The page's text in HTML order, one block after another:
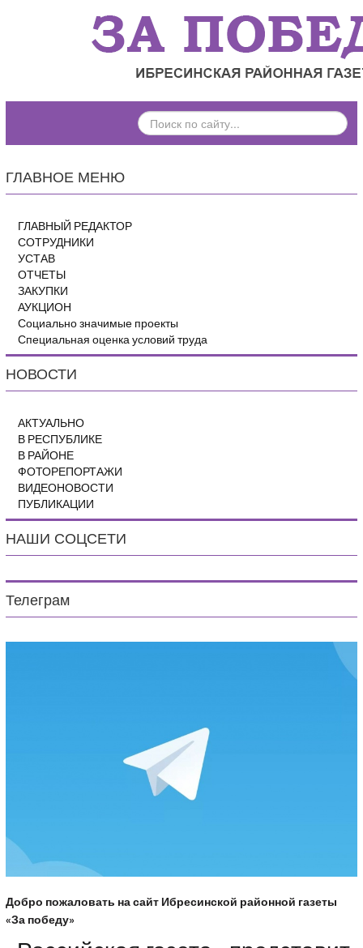
ПОИСК
ПО
ГЛАВНОЕ МЕНЮ
ГЛАВНЫЙ РЕДАКТОР
СОТРУДНИКИ
УСТАВ
ОТЧЕТЫ
ЗАКУПКИ
АУКЦИОН
Социально значимые проекты
Специальная оценка условий труда
НОВОСТИ
АКТУАЛЬНО
В РЕСПУБЛИКЕ
В РАЙОНЕ
ФОТОРЕПОРТАЖИ
ВИДЕОНОВОСТИ
ПУБЛИКАЦИИ
НАШИ СОЦСЕТИ
Телеграм
Добро пожаловать на сайт Ибресинской районной газеты
«За победу»